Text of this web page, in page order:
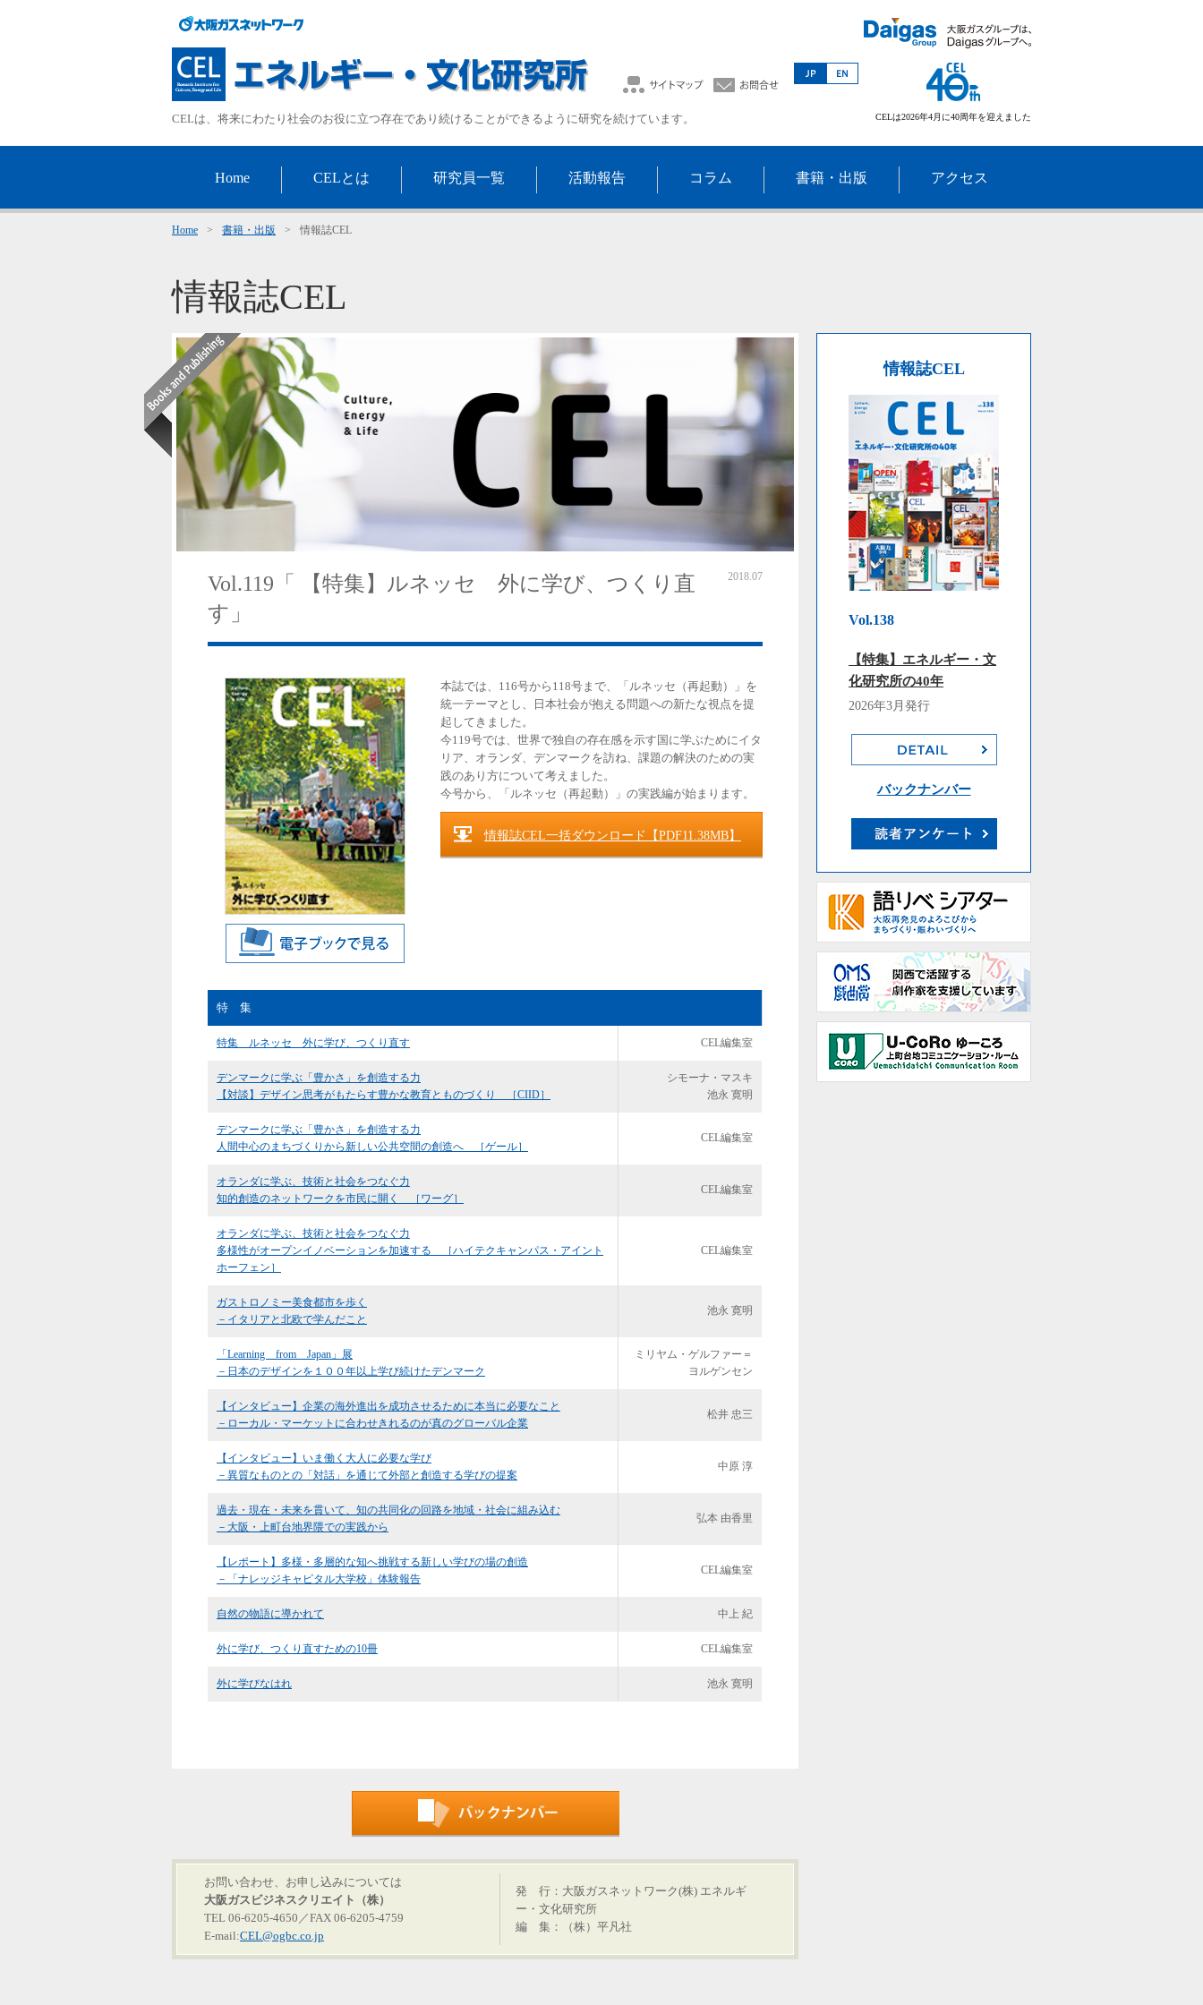
CELは、将来にわたり社会のお役に立つ存在であり続けることができるように研究を続けています。 CELは2026年4月に40周年を迎えました
Home CELとは 研究員一覧 活動報告 コラム 書籍・出版 アクセス
Home > 書籍・出版 > 情報誌CEL
情報誌CEL
2018.07
Vol.119「 【特集】ルネッセ 外に学び、つくり直
す」
本誌では、116号から118号まで、「ルネッセ（再起動）」を
統一テーマとし、日本社会が抱える問題への新たな視点を提
起してきました。
今119号では、世界で独自の存在感を示す国に学ぶためにイタ
リア、オランダ、デンマークを訪ね、課題の解決のための実
践のあり方について考えました。
今号から、「ルネッセ（再起動）」の実践編が始まります。
情報誌CEL一括ダウンロード【PDF11.38MB】
特 集
特集 ルネッセ 外に学び、つくり直す CEL編集室
デンマークに学ぶ「豊かさ」を創造する力
【対談】デザイン思考がもたらす豊かな教育とものづくり ［CIID］
シモーナ・マスキ
池永 寛明
デンマークに学ぶ「豊かさ」を創造する力
人間中心のまちづくりから新しい公共空間の創造へ ［ゲール］
CEL編集室
オランダに学ぶ、技術と社会をつなぐ力
知的創造のネットワークを市民に開く ［ワーグ］
CEL編集室
オランダに学ぶ、技術と社会をつなぐ力
多様性がオープンイノベーションを加速する ［ハイテクキャンパス・アイント
ホーフェン］
CEL編集室
ガストロノミー美食都市を歩く
－イタリアと北欧で学んだこと
池永 寛明
「Learning from Japan」展
－日本のデザインを１００年以上学び続けたデンマーク
ミリヤム・ゲルファー＝
ヨルゲンセン
【インタビュー】企業の海外進出を成功させるために本当に必要なこと
－ローカル・マーケットに合わせきれるのが真のグローバル企業
松井 忠三
【インタビュー】いま働く大人に必要な学び
－異質なものとの「対話」を通じて外部と創造する学びの提案
中原 淳
過去・現在・未来を貫いて、知の共同化の回路を地域・社会に組み込む
－大阪・上町台地界隈での実践から
弘本 由香里
【レポート】多様・多層的な知へ挑戦する新しい学びの場の創造
－「ナレッジキャピタル大学校」体験報告
CEL編集室
自然の物語に導かれて 中上 紀
外に学び、つくり直すための10冊 CEL編集室
外に学びなはれ 池永 寛明
お問い合わせ、お申し込みについては
大阪ガスビジネスクリエイト（株）
TEL 06-6205-4650／FAX 06-6205-4759
E-mail:CEL@ogbc.co.jp
発 行：大阪ガスネットワーク(株) エネルギ
ー・文化研究所
編 集：（株）平凡社
情報誌CEL
Vol.138
【特集】エネルギー・文
化研究所の40年
2026年3月発行
バックナンバー